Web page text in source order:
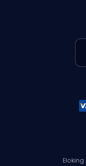
Eloking